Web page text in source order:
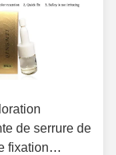
de serrure de
fixation